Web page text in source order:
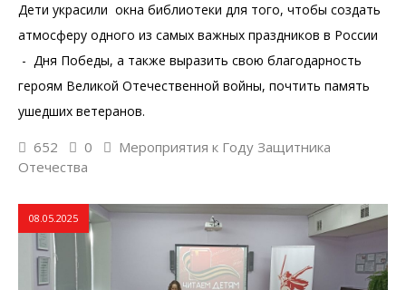
Дети украсили окна библиотеки для того, чтобы создать
атмосферу одного из самых важных праздников в России
- Дня Победы, а также выразить свою благодарность
героям Великой Отечественной войны, почтить память
ушедших ветеранов.
652 0
Мероприятия к Году Защитника
Отечества
08.05.2025